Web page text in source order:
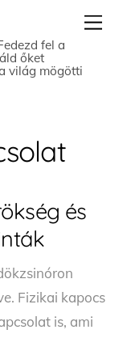
fel a
őket
világ mögötti
és
Fizikai kapocs
is, ami